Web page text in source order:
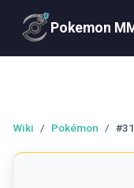
Pokemon
Wiki / Pokémon /